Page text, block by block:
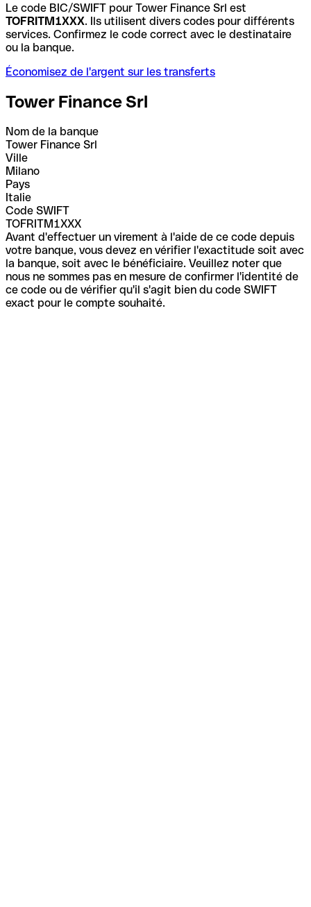
Le code BIC/SWIFT pour Tower Finance Srl est
TOFRITM1XXX. Ils utilisent divers codes pour différents
services. Confirmez le code correct avec le destinataire
ou la banque.
Économisez de l'argent sur les transferts
Tower Finance Srl
Nom de la banque
Tower Finance Srl
Ville
Milano
Pays
Italie
Code SWIFT
TOFRITM1XXX
Avant d'effectuer un virement à l'aide de ce code depuis
votre banque, vous devez en vérifier l'exactitude soit avec
la banque, soit avec le bénéficiaire. Veuillez noter que
nous ne sommes pas en mesure de confirmer l'identité de
ce code ou de vérifier qu'il s'agit bien du code SWIFT
exact pour le compte souhaité.